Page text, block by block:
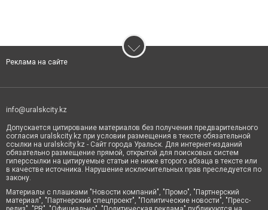
Реклама на сайте
info@uralskcity.kz
Допускается цитирование материалов без получения предварительного
согласия uralskcity.kz при условии размещения в тексте обязательной
ссылки на uralskcity.kz - Сайт города Уральск. Для интернет-изданий
обязательно размещение прямой, открытой для поисковых систем
гиперссылки на цитируемые статьи не ниже второго абзаца в тексте или
в качестве источника. Нарушение исключительных прав преследуется по
закону.
Материалы с плашками "Новости компаний", "Промо", "Партнерский
материал", "Партнерский спецпроект", "Политические новости", "Пресс-